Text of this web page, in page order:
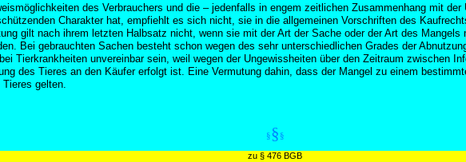
des Verbrauchers und die – jedenfalls in engem zeitlichen Zusammenhang mit
Charakter hat, empfiehlt es sich nicht, sie in die allgemeinen Vorschriften des
gilt nach ihrem letzten Halbsatz nicht, wenn sie mit der Art der Sache oder der Art des
Bei gebrauchten Sachen besteht schon wegen des sehr unterschiedlichen Grades der
Tierkrankheiten unvereinbar sein, weil wegen der Ungewissheiten über den Zeitraum zwischen
des Tieres an den Käufer erfolgt ist. Eine Vermutung dahin, dass der Mangel zu einem
gelten.
§§ §
zu § 476 BGB